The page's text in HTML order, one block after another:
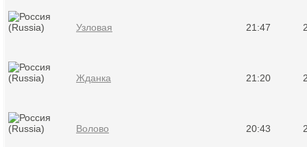
Узловая 21:47
Жданка 21:20
Волово 20:43